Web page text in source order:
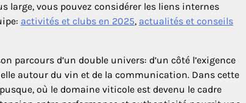
large, vous pouvez considérer les liens internes
activités et clubs en 2025, actualités et conseils
parcours d’un double univers: d’un côté l’exigence
autour du vin et de la communication. Dans cette
où le domaine viticole est devenu le cadre